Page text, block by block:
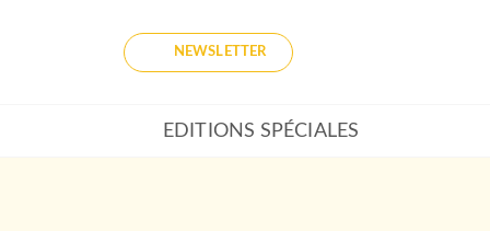
NEWSLETTER
EDITIONS SPÉCIALES